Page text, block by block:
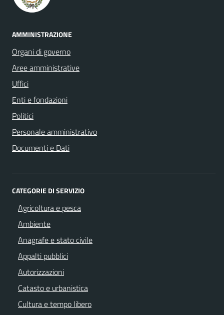
AMMINISTRAZIONE
Organi di governo
Aree amministrative
Uffici
Enti e fondazioni
Politici
Personale amministrativo
Documenti e Dati
CATEGORIE DI SERVIZIO
Agricoltura e pesca
Ambiente
Anagrafe e stato civile
Appalti pubblici
Autorizzazioni
Catasto e urbanistica
Cultura e tempo libero